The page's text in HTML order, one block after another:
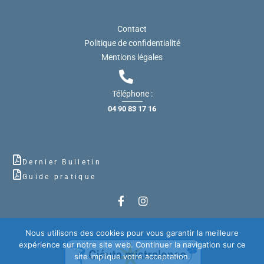
Contact
Politique de confidentialité
Mentions légales
Téléphone :
04 90 83 17 16
Dernier Bulletin
Guide pratique
Nous utilisons des cookies pour vous garantir la meilleure
expérience sur notre site web. Continuer la navigation sur ce
site implique votre acceptation.